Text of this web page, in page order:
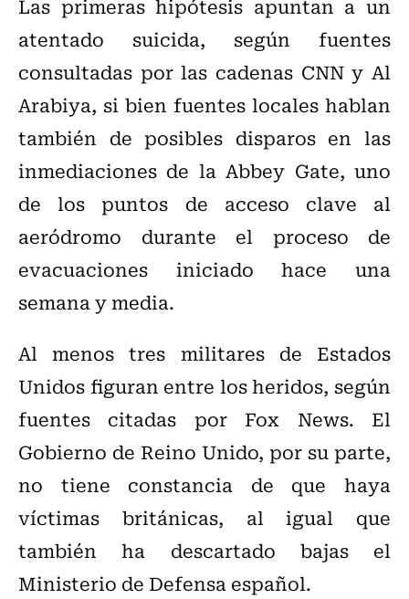
Las primeras hipótesis apuntan a un
atentado suicida, según fuentes
consultadas por las cadenas CNN y Al
Arabiya, si bien fuentes locales hablan
también de posibles disparos en las
inmediaciones de la Abbey Gate, uno
de los puntos de acceso clave al
aeródromo durante el proceso de
evacuaciones iniciado hace una
semana y media.
Al menos tres militares de Estados
Unidos figuran entre los heridos, según
fuentes citadas por Fox News. El
Gobierno de Reino Unido, por su parte,
no tiene constancia de que haya
víctimas británicas, al igual que
también ha descartado bajas el
Ministerio de Defensa español.